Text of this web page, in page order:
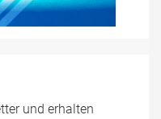
und erhalten